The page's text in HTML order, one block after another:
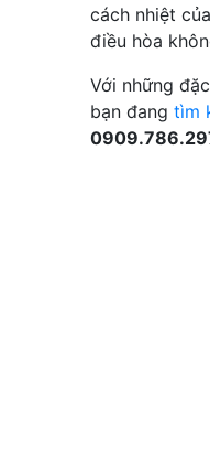
cách nhiệt
điều hòa
Với những
bạn đang tìm